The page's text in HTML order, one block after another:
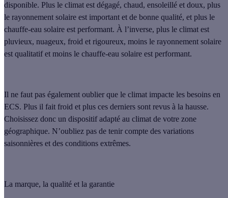
disponible. Plus le climat est dégagé, chaud, ensoleillé et doux, plus
le rayonnement solaire est important et de bonne qualité, et plus le
chauffe-eau solaire est performant. À l’inverse, plus le climat est
pluvieux, nuageux, froid et rigoureux, moins le rayonnement solaire
est qualitatif et moins le chauffe-eau solaire est performant.
Il ne faut pas également oublier que le climat impacte les besoins en
ECS. Plus il fait froid et plus ces derniers sont revus à la hausse.
Choisissez donc un dispositif adapté au climat de votre zone
géographique. N’oubliez pas de tenir compte des variations
saisonnières et des conditions extrêmes.
La marque, la qualité et la garantie